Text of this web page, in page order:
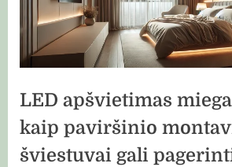
LED apšvietimas
kaip paviršinio
šviestuvai gali